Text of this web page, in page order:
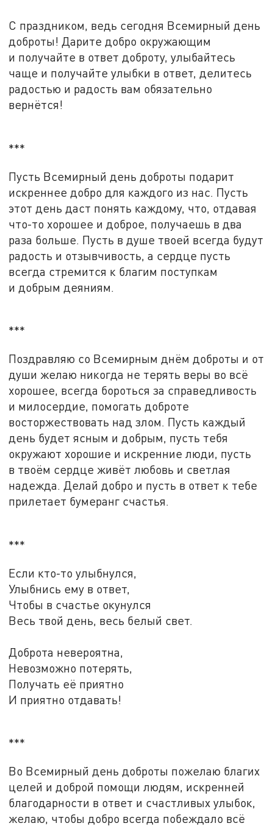
С праздником, ведь сегодня Всемирный день
доброты! Дарите добро окружающим
и получайте в ответ доброту, улыбайтесь
чаще и получайте улыбки в ответ, делитесь
радостью и радость вам обязательно
вернётся!
***
Пусть Всемирный день доброты подарит
искреннее добро для каждого из нас. Пусть
этот день даст понять каждому, что, отдавая
что-то хорошее и доброе, получаешь в два
раза больше. Пусть в душе твоей всегда будут
радость и отзывчивость, а сердце пусть
всегда стремится к благим поступкам
и добрым деяниям.
***
Поздравляю со Всемирным днём доброты и от
души желаю никогда не терять веры во всё
хорошее, всегда бороться за справедливость
и милосердие, помогать доброте
восторжествовать над злом. Пусть каждый
день будет ясным и добрым, пусть тебя
окружают хорошие и искренние люди, пусть
в твоём сердце живёт любовь и светлая
надежда. Делай добро и пусть в ответ к тебе
прилетает бумеранг счастья.
***
Если кто-то улыбнулся,
Улыбнись ему в ответ,
Чтобы в счастье окунулся
Весь твой день, весь белый свет.
Доброта невероятна,
Невозможно потерять,
Получать её приятно
И приятно отдавать!
***
Во Всемирный день доброты пожелаю благих
целей и доброй помощи людям, искренней
благодарности в ответ и счастливых улыбок,
желаю, чтобы добро всегда побеждало всё